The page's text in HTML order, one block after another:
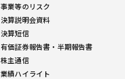
事業等のリスク
決算説明会資料
決算短信
有価証券報告書・半期報告書
株主通信
業績ハイライト